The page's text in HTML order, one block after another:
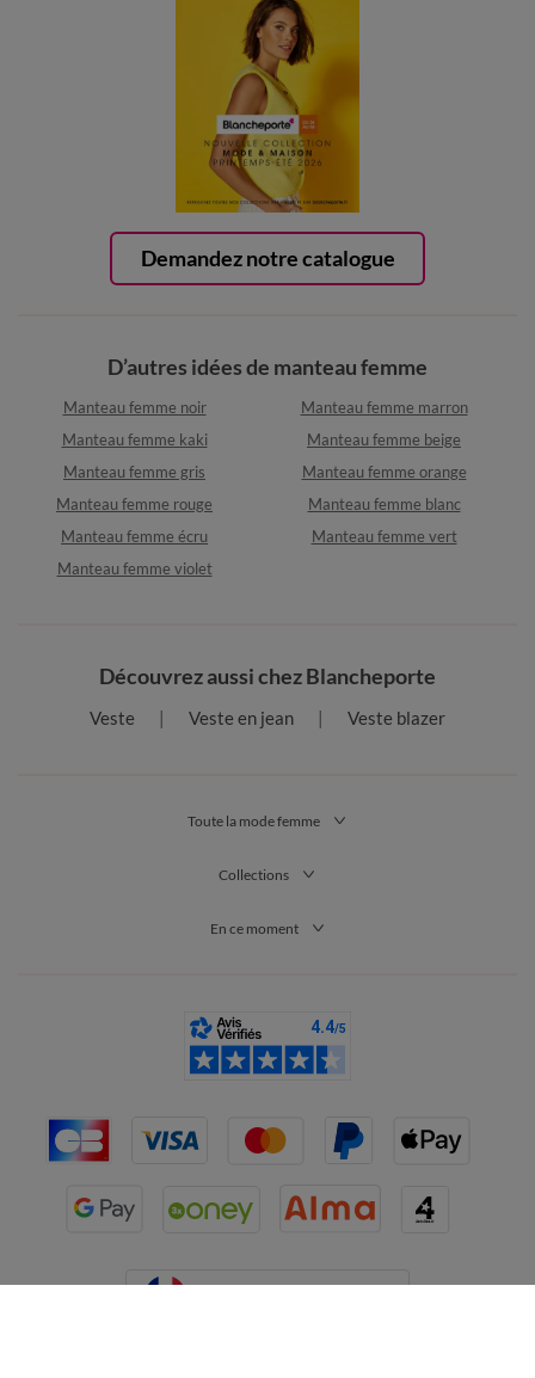
Demandez notre catalogue
D’autres idées de manteau femme
Manteau femme noir
Manteau femme marron
Manteau femme kaki
Manteau femme beige
Manteau femme gris
Manteau femme orange
Manteau femme rouge
Manteau femme blanc
Manteau femme écru
Manteau femme vert
Manteau femme violet
Découvrez aussi chez Blancheporte
Veste Veste en jean Veste blazer
Toute la mode femme
Collections
En ce moment